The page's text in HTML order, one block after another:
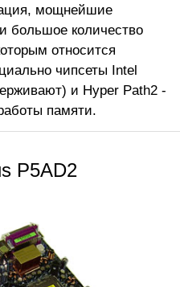
мощнейшие
большое количество
относится
чипсеты Intel
и Hyper Path2 -
памяти.
P5AD2